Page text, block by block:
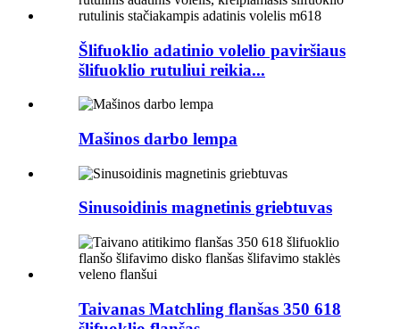
Šlifuoklio adatinio volelio paviršiaus
šlifuoklio rutuliui reikia...
Mašinos darbo lempa
Sinusoidinis magnetinis griebtuvas
Taivanas Matchling flanšas 350 618